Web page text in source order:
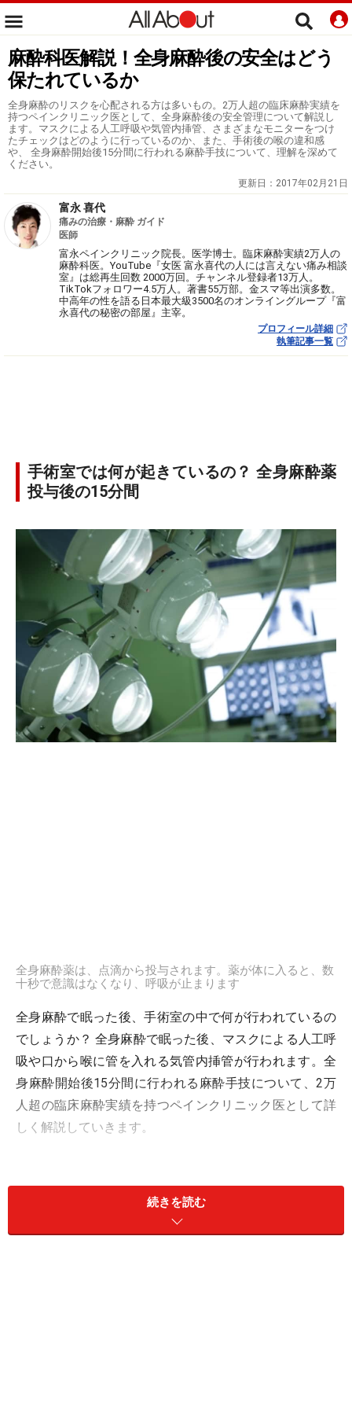
麻酔科医解説！全身麻酔後の安全はどう
保たれているか
全身麻酔のリスクを心配される方は多いもの。2万人超の臨床麻酔実績を
持つペインクリニック医として、全身麻酔後の安全管理について解説し
ます。マスクによる人工呼吸や気管内挿管、さまざまなモニターをつけ
たチェックはどのように行っているのか、また、手術後の喉の違和感
や、 全身麻酔開始後15分間に行われる麻酔手技について、理解を深めて
ください。
更新日： 2017年02月21日
富永 喜代
痛みの治療・麻酔 ガイド
医師
富永ペインクリニック院長。医学博士。臨床麻酔実績2万人の
麻酔科医。YouTube『女医 富永喜代の人には言えない痛み相談
室』は総再生回数 2000万回。チャンネル登録者13万人。
TikTokフォロワー4.5万人。著書55万部。金スマ等出演多数。
中高年の性を語る日本最大級3500名のオンライングループ『富
永喜代の秘密の部屋』主宰。
プロフィール詳細
執筆記事一覧
手術室では何が起きているの？ 全身麻酔薬
投与後の15分間
全身麻酔薬は、点滴から投与されます。薬が体に入ると、数
十秒で意識はなくなり、呼吸が止まります
全身麻酔で眠った後、手術室の中で何が行われているの
でしょうか？ 全身麻酔で眠った後、マスクによる人工呼
吸や口から喉に管を入れる気管内挿管が行われます。全
身麻酔開始後15分間に行われる麻酔手技について、2万
人超の臨床麻酔実績を持つペインクリニック医として詳
しく解説していきます。
脈拍や血圧、酸素濃度などの確認後、全身
麻酔は開始されます
続きを読む